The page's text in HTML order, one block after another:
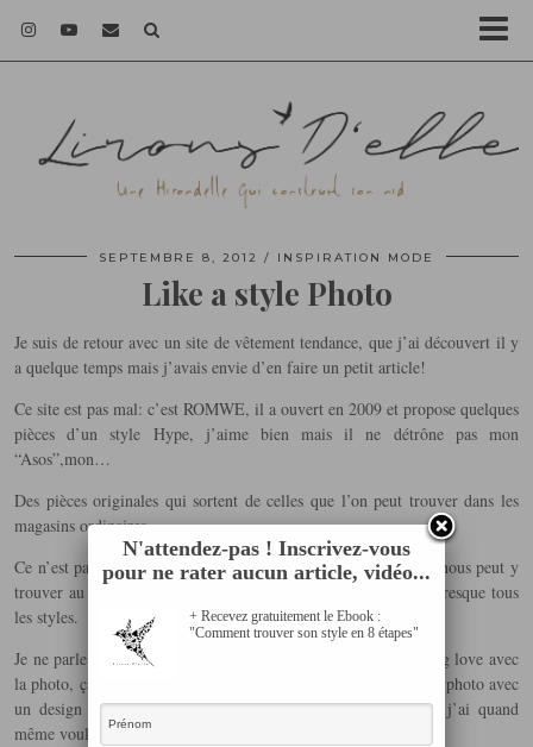
SEPTEMBRE 8, 2012 INSPIRATION MODE
Like a style Photo
Je suis de retour avec un site de vêtement tendance, que j’ai découvert il y
a quelque temps mais j’avais envie d’en faire un petit article!
Ce site est pas mal: c’est ROMWE, il a ouvert en 2009 et propose quelques
pièces d’un style Hype, j’aime bien mais il ne détrône pas mon
“Asos”,mon…
Des pièces originales qui sortent de celles que l’on peut trouver dans les
magasins ordinaires.
Ce n’est pas le site parfait, mais je pense que chacune d’entre nous peut y
trouver au moins un coup de coeur, il y en a vraiment pour presque tous
les styles.
Je ne parle pas de ce magasin en ligne comme ça, je suis en big love avec
la photo, ça n’est pas nouveau et j’ai vu des robes et des t-shirt photo avec
un design qui m’interpellais déja dans les tumblr mais que j’ai quand
même voulu les exposer. En image c’est sympa
N'attendez-pas ! Inscrivez-vous
pour ne rater aucun article, vidéo...
+ Recevez gratuitement le Ebook :
"Comment trouver son style en 8 étapes"